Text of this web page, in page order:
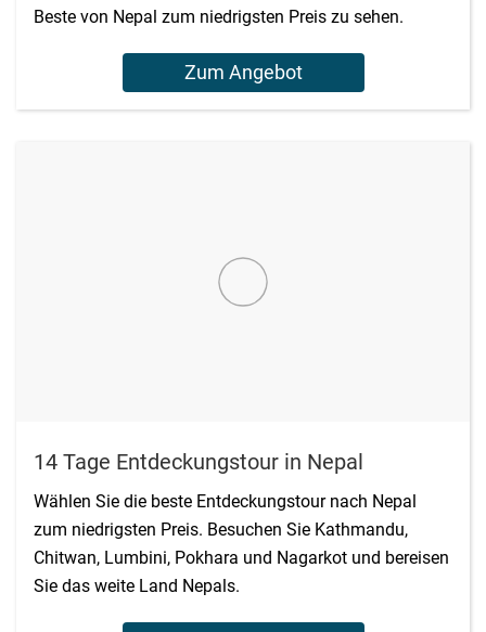
Beste von Nepal zum niedrigsten Preis zu sehen.
Zum Angebot
14 Tage Entdeckungstour in Nepal
Wählen Sie die beste Entdeckungstour nach Nepal
zum niedrigsten Preis. Besuchen Sie Kathmandu,
Chitwan, Lumbini, Pokhara und Nagarkot und bereisen
Sie das weite Land Nepals.